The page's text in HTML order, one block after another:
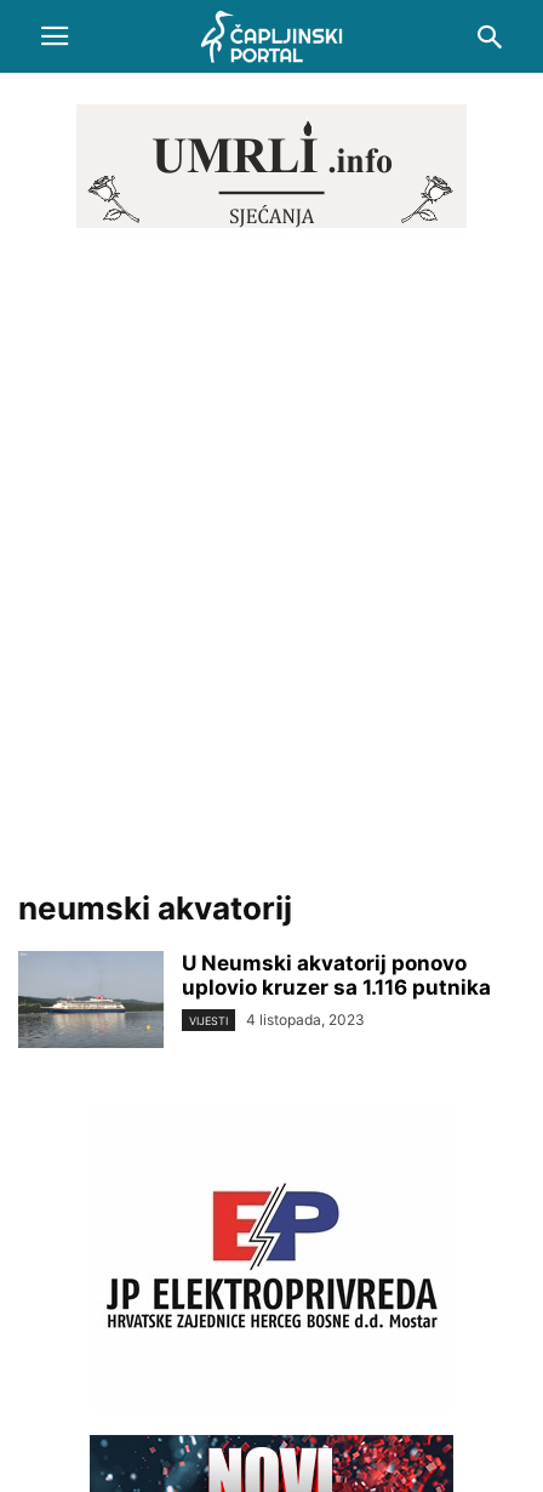
neumski akvatorij
U Neumski akvatorij ponovo
uplovio kruzer sa 1.116 putnika
VIJESTI 4 listopada, 2023